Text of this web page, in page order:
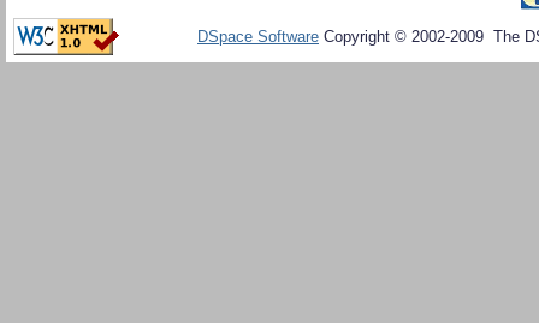
DSpace Software Copyright © 2002-2009 The